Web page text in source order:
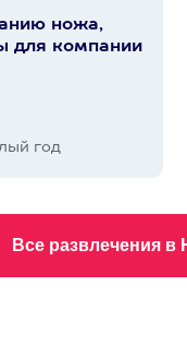
ножа,
для компании
год